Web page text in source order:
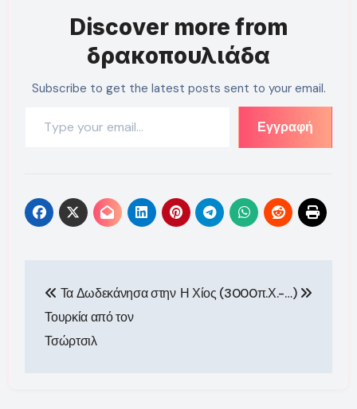
Discover more from
δρακοπουλιάδα
Subscribe to get the latest posts sent to your email.
Εγγραφή
άρθρων
Τα Δωδεκάνησα στην
Τουρκία από τον
Τσώρτσιλ
Η Χίος (3000π.Χ.-…)